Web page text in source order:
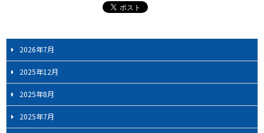
2026年7月
2025年12月
2025年8月
2025年7月